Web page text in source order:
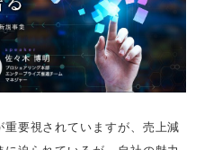
要視されていますが、売上減